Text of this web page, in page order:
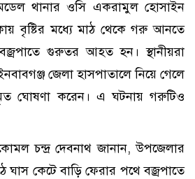
থানার ওসি একরামুল হোসাইন
বৃষ্টির মধ্যে মাঠ থেকে গরু আনতে
গুরুতর আহত হন। স্থানীয়রা
জেলা হাসপাতালে নিয়ে গেলে
ঘোষণা করেন। এ ঘটনায় গরুটিও
চন্দ্র দেবনাথ জানান, উপজেলার
ঘাস কেটে বাড়ি ফেরার পথে বজ্রপাতে